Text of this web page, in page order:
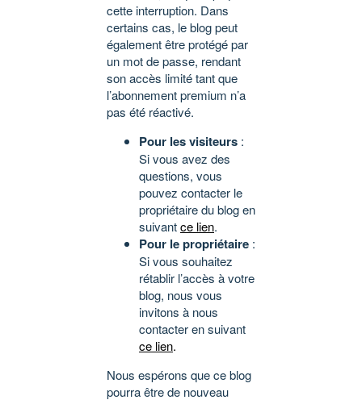
cette interruption. Dans
certains cas, le blog peut
également être protégé par
un mot de passe, rendant
son accès limité tant que
l’abonnement premium n’a
pas été réactivé.
Pour les visiteurs :
Si vous avez des
questions, vous
pouvez contacter le
propriétaire du blog en
suivantce lien.
Pour le propriétaire :
Si vous souhaitez
rétablir l’accès à votre
blog, nous vous
invitons à nous
contacter en suivant
ce lien.
Nous espérons que ce blog
pourra être de nouveau